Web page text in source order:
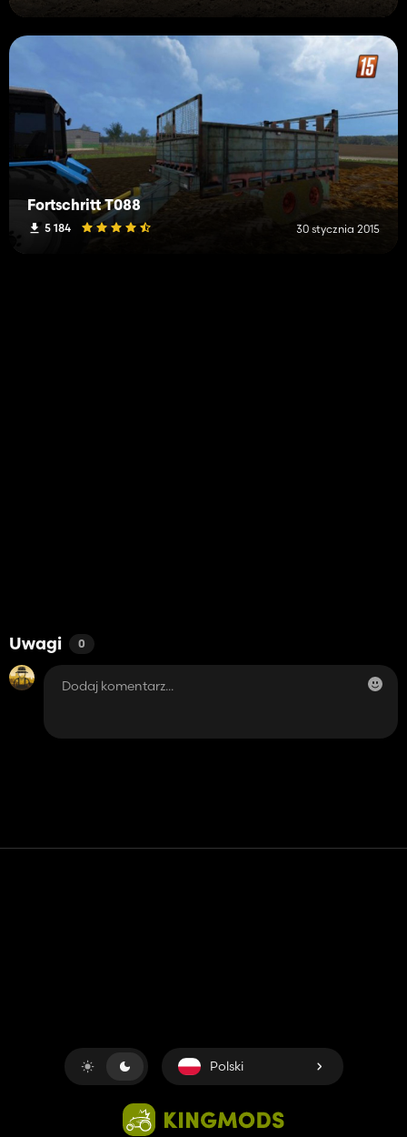
Fortschritt T088
5 184 30 stycznia 2015
Uwagi 0
Polski